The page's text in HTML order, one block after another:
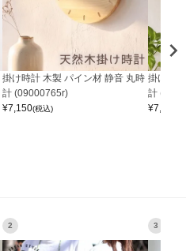
掛け時計 木製 パイン材 静音 丸時
計 (09000765r)
¥7,150(税込)
掛け時
計
¥7,150
2 3